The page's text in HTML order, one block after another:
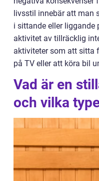
livsstil innebär att man
i sittande eller
aktivitet av tillräcklig
aktiviteter som att sitta
på TV eller att köra bil
Vad är en
och vilka